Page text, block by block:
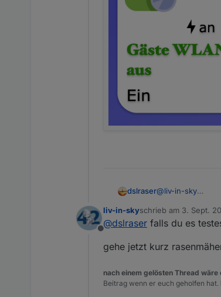
dslraser@liv-in-sky
Offline
liv-in-skyschrieb am 3. Sept.
zuletzt editiert von
@dslraser falls du es
gehe jetzt kurz
nach einem gelösten Thread
Beitrag wenn er euch geholfen hat.